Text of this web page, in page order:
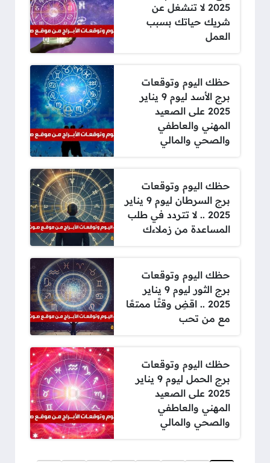
2025 لا تنشغل عن
شريك حياتك بسبب
العمل
حظك اليوم وتوقعات
برج الأسد ليوم 9 يناير
2025 على الصعيد
المهني والعاطفي
والصحي والمالي
حظك اليوم وتوقعات
برج السرطان ليوم 9 يناير
2025 .. لا تتردد في طلب
المساعدة من زملاءك
حظك اليوم وتوقعات
برج الثور ليوم 9 يناير
2025 .. اقضِ وقتًا ممتعًا
مع من تحب
حظك اليوم وتوقعات
برج الحمل ليوم 9 يناير
2025 على الصعيد
المهني والعاطفي
والصحي والمالي